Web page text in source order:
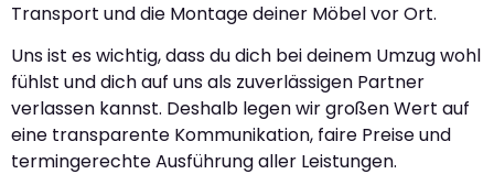
Transport und die Montage deiner Möbel vor Ort.
Uns ist es wichtig, dass du dich bei deinem Umzug wohl
fühlst und dich auf uns als zuverlässigen Partner
verlassen kannst. Deshalb legen wir großen Wert auf
eine transparente Kommunikation, faire Preise und
termingerechte Ausführung aller Leistungen.